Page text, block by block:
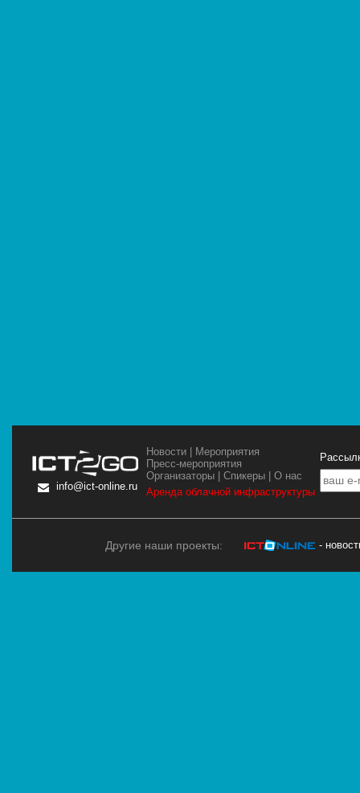
info@ict-online.ru
Новости | Мероприятия
Пресс-мероприятия
Организаторы |Спикеры |О нас
Аренда облачной инфраструктуры
Другие наши проекты: -